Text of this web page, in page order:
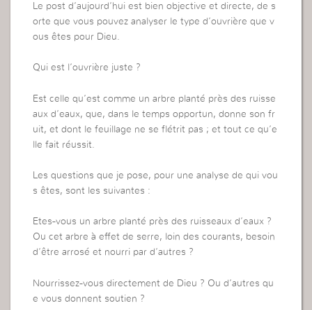
Le post d’aujourd’hui est bien objective et directe, de s
orte que vous pouvez analyser le type d’ouvrière que v
ous êtes pour Dieu.
Qui est l’ouvrière juste ?
Est celle qu’est comme un arbre planté près des ruisse
aux d’eaux, que, dans le temps opportun, donne son fr
uit, et dont le feuillage ne se flétrit pas ; et tout ce qu’e
lle fait réussit.
Les questions que je pose, pour une analyse de qui vou
s êtes, sont les suivantes :
Etes-vous un arbre planté près des ruisseaux d’eaux ?
Ou cet arbre à effet de serre, loin des courants, besoin
d’être arrosé et nourri par d’autres ?
Nourrissez-vous directement de Dieu ? Ou d’autres qu
e vous donnent soutien ?